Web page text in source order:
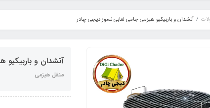
آتشدان و باربیکیو هیزمی جامی لعابی نسوز دیجی چادر
آتشدان و
منقل هیزمی